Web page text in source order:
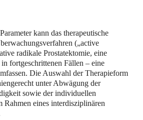
kann das therapeutische
(„active
radikale Prostatektomie, eine
fortgeschrittenen Fällen – eine
Die Auswahl der Therapieform
unter Abwägung der
sowie der individuellen
Rahmen eines interdisziplinären